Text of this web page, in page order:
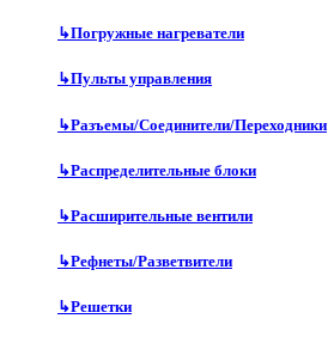
↳Погружные нагреватели
↳Пульты управления
↳Разъемы/Соединители/Переходники
↳Распределительные блоки
↳Расширительные вентили
↳Рефнеты/Разветвители
↳Решетки